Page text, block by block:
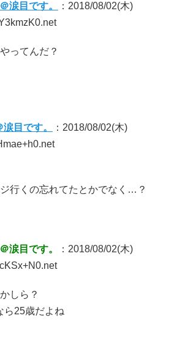
涙目です。
：2018/08/02(木)
ってんだ？
目です。
：2018/08/02(木)
行くの忘れてたとかでなく…？
涙目です。
：2018/08/02(木)
しら？
ら25歳だよね